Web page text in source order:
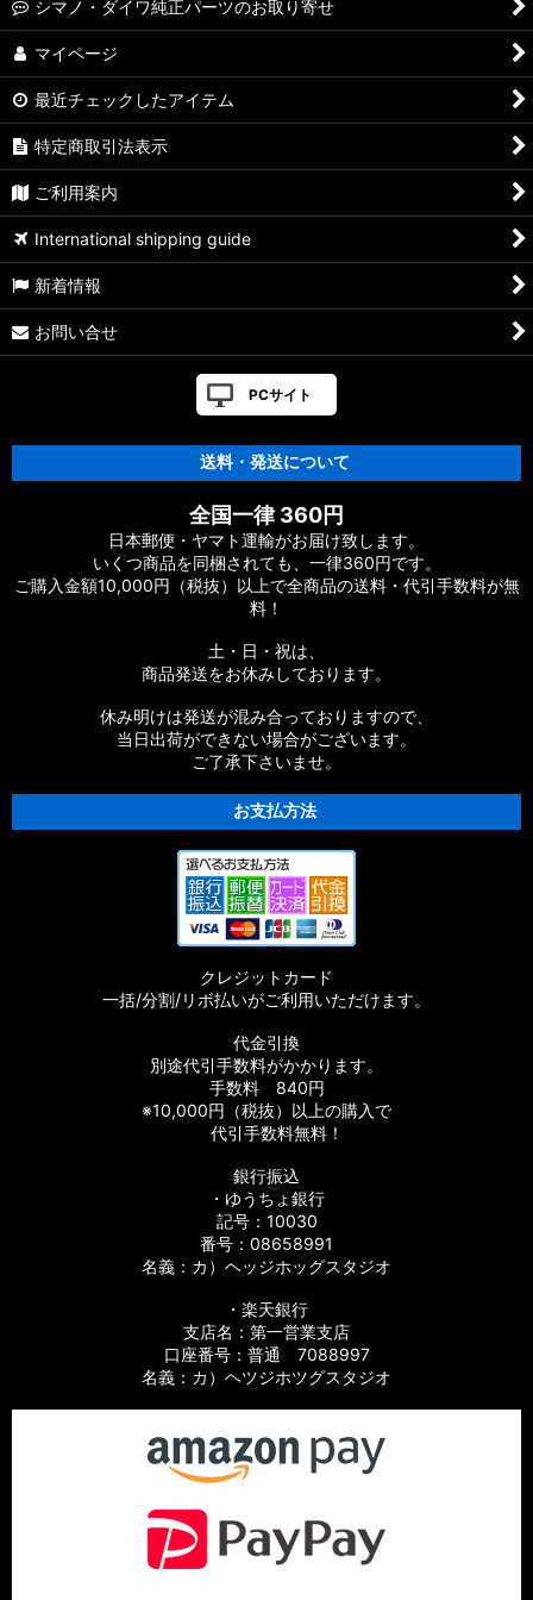
シマノ・ダイワ純正パーツのお取り寄せ
マイページ
最近チェックしたアイテム
特定商取引法表示
ご利用案内
International shipping guide
新着情報
お問い合せ
PCサイト
送料・発送について
全国一律 360円
日本郵便・ヤマト運輸がお届け致します。
いくつ商品を同梱されても、一律360円です。
ご購入金額10,000円（税抜）以上で全商品の送料・代引手数料が無
料！
土・日・祝は、
商品発送をお休みしております。
休み明けは発送が混み合っておりますので、
当日出荷ができない場合がございます。
ご了承下さいませ。
お支払方法
クレジットカード
一括/分割/リボ払いがご利用いただけます。
代金引換
別途代引手数料がかかります。
手数料 840円
※10,000円（税抜）以上の購入で
代引手数料無料！
銀行振込
・ゆうちょ銀行
記号：10030
番号：08658991
名義：カ）ヘッジホッグスタジオ
・楽天銀行
支店名：第一営業支店
口座番号：普通 7088997
名義：カ）ヘツジホツグスタジオ